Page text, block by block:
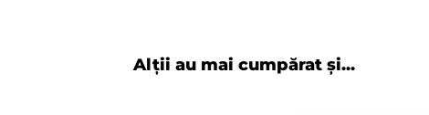
Alții au mai cumpărat și...